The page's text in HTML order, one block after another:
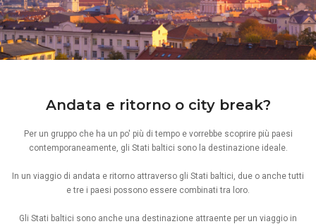
Andata e ritorno o city break?
Per un gruppo che ha un po' più di tempo e vorrebbe scoprire più paesi
contemporaneamente, gli Stati baltici sono la destinazione ideale.
In un viaggio di andata e ritorno attraverso gli Stati baltici, due o anche tutti
e tre i paesi possono essere combinati tra loro.
Gli Stati baltici sono anche una destinazione attraente per un viaggio in